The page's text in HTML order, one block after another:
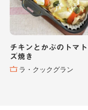
チキンとかぶのトマ
ズ焼き
ラ・クックグラン